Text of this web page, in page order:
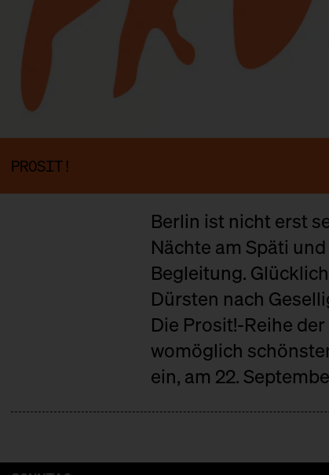
PROSIT!
Berlin ist nicht erst
Nächte am Späti
Begleitung.
Dürsten nach
Die Prosit!-Reihe
womöglich
ein, am 22.